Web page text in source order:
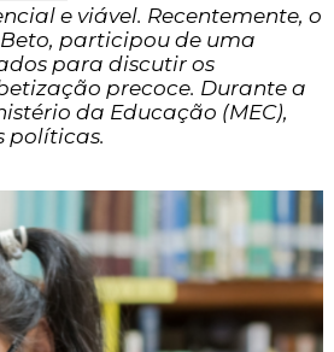
e viável. Recentemente, o
participou de uma
para discutir os
precoce. Durante a
da Educação (MEC),
políticas.